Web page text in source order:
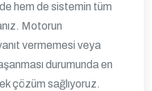
hem de sistemin tüm
Motorun
vermemesi veya
durumunda en
çözüm sağlıyoruz.